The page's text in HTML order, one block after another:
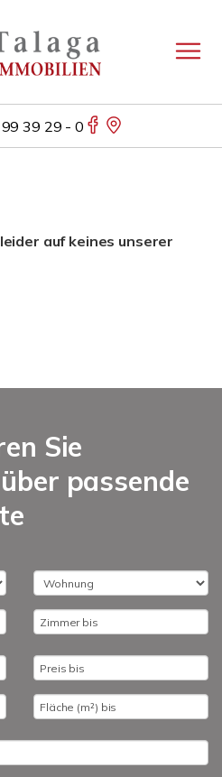
39 29 - 0
auf keines unserer
Sie
passende